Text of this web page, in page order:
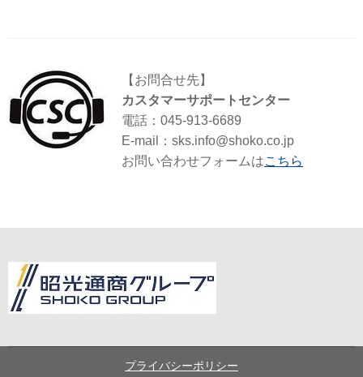
【お問合せ先】
カスタマーサポートセンター
電話：045-913-6689
E-mail：sks.info@shoko.co.jp
お問い合わせフォームはこちら
プライバシーポリシー